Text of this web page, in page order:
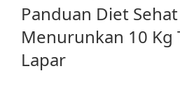
Panduan Diet
Menurunkan 10 Kg
Lapar